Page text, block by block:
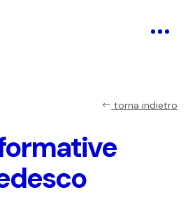
torna indietro